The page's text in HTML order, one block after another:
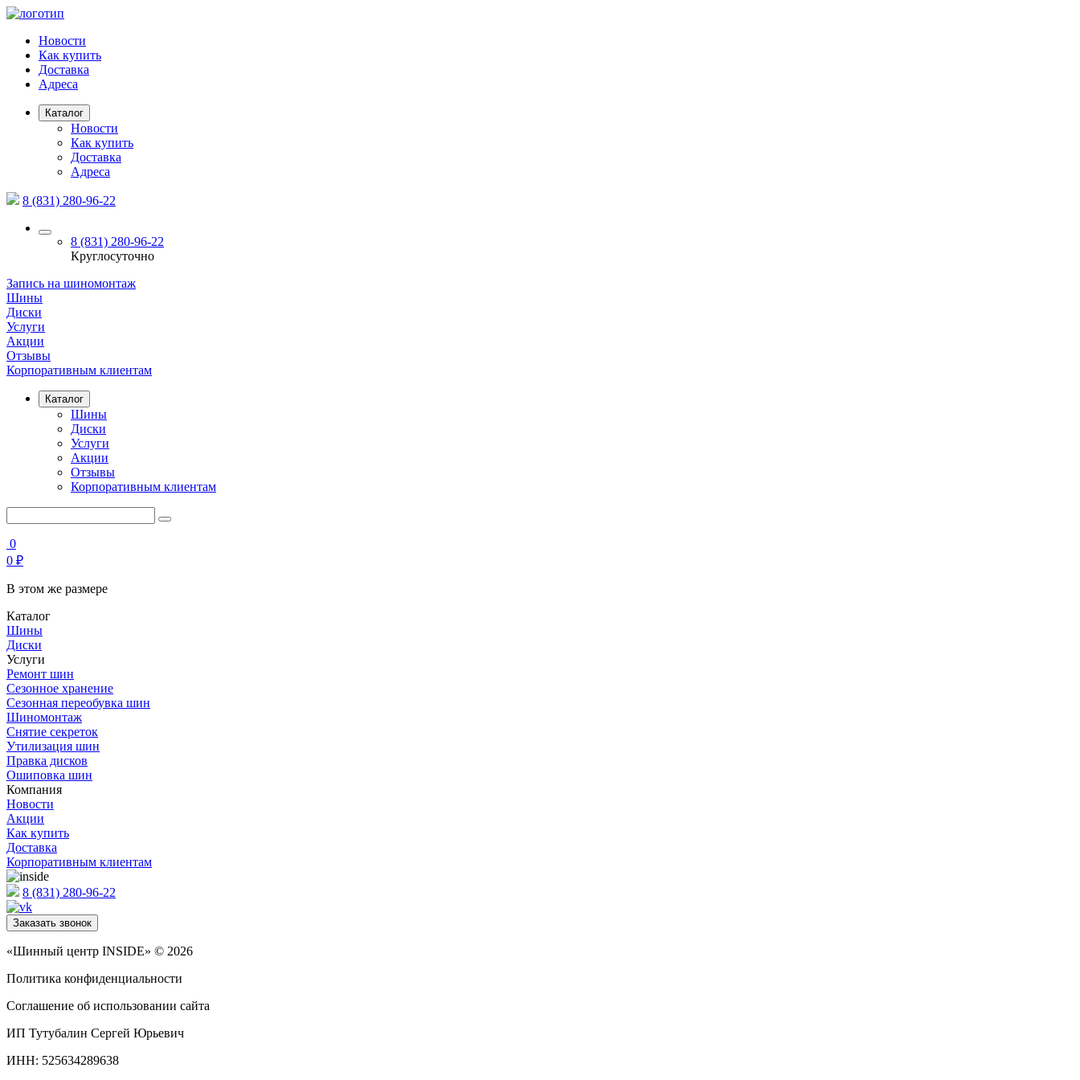
Новости
Как купить
Доставка
Адреса
Каталог
Новости
Как купить
Доставка
Адреса
8 (831) 280-96-22
8 (831) 280-96-22
Круглосуточно
Запись на шиномонтаж
Шины
Диски
Услуги
Акции
Отзывы
Корпоративным клиентам
Каталог
Шины
Диски
Услуги
Акции
Отзывы
Корпоративным клиентам
0
0 ₽
В этом же размере
Каталог
Шины
Диски
Услуги
Ремонт шин
Сезонное хранение
Сезонная переобувка шин
Шиномонтаж
Снятие секреток
Утилизация шин
Правка дисков
Ошиповка шин
Компания
Новости
Акции
Как купить
Доставка
Корпоративным клиентам
8 (831) 280-96-22
Заказать звонок
«Шинный центр INSIDE» © 2026
Политика конфиденциальности
Соглашение об использовании сайта
ИП Тутубалин Сергей Юрьевич
ИНН: 525634289638